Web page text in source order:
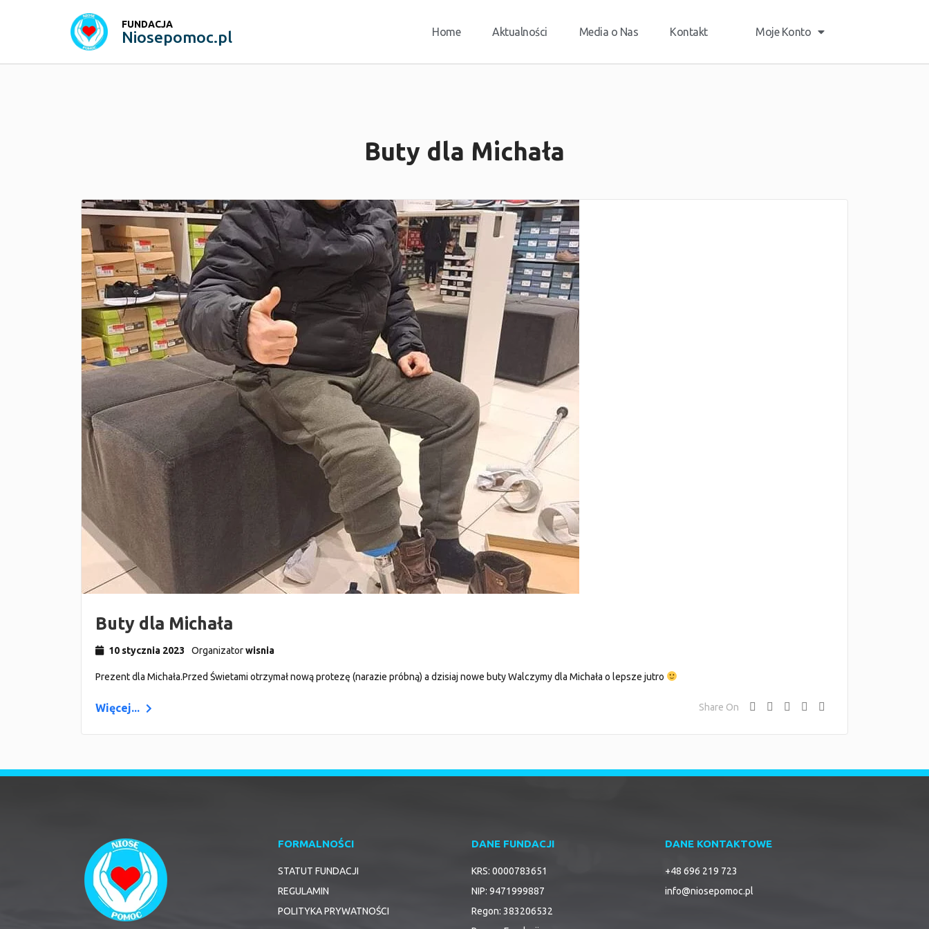
FUNDACJA
Niosepomoc.pl Home Aktualności Media o Nas Kontakt Moje Konto
Buty dla Michała
Buty dla Michała
10 stycznia 2023 Organizatorwisnia
Prezent dla Michała.Przed Świetami otrzymał nową protezę (narazie próbną) a dzisiaj nowe buty Walczymy dla Michała o lepsze jutro
Więcej... Share On
FORMALNOŚCI
STATUT FUNDACJI
REGULAMIN
POLITYKA PRYWATNOŚCI
DANE FUNDACJI
KRS: 0000783651
NIP: 9471999887
Regon: 383206532
DANE KONTAKTOWE
+48 696 219 723
info@niosepomoc.pl